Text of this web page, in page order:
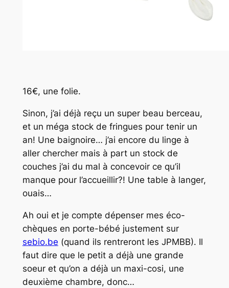
16€, une folie.
Sinon, j’ai déjà reçu un super beau berceau,
et un méga stock de fringues pour tenir un
an! Une baignoire… j’ai encore du linge à
aller chercher mais à part un stock de
couches j’ai du mal à concevoir ce qu’il
manque pour l’accueillir?! Une table à langer,
ouais…
Ah oui et je compte dépenser mes éco-
chèques en porte-bébé justement sur
sebio.be (quand ils rentreront les JPMBB). Il
faut dire que le petit a déjà une grande
soeur et qu’on a déjà un maxi-cosi, une
deuxième chambre, donc…